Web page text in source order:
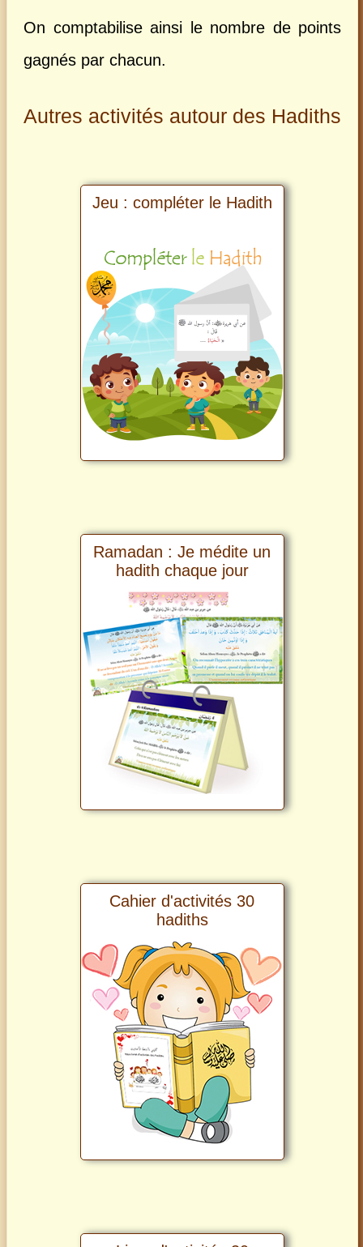
On comptabilise ainsi le nombre de points
gagnés par chacun.
Autres activités autour des Hadiths
Jeu : compléter le Hadith
Ramadan : Je médite un
hadith chaque jour
Cahier d'activités 30
hadiths